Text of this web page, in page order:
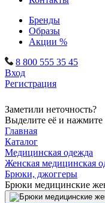
Бренды
Образы
Акции %
8 800 555 35 45
Вход
Регистрация
Заметили неточность?
Выделите её и нажмите
Главная
Каталог
Медицинская одежда
Женская медицинская
Брюки, джоггеры
Брюки медицинские